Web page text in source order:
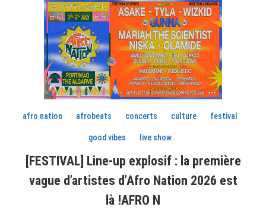
afro nation afrobeats concerts culture festival
good vibes live show
[FESTIVAL] Line-up explosif : la première
vague d’artistes d’Afro Nation 2026 est
là !AFRO N